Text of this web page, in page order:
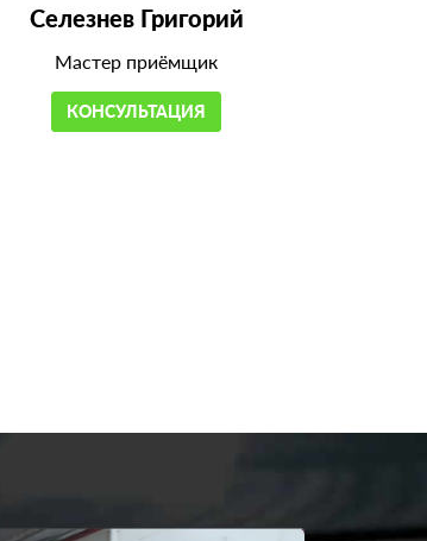
Селезнев Григорий
Мастер приёмщик
КОНСУЛЬТАЦИЯ